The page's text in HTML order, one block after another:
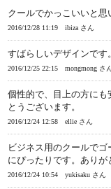
クールでかっこいいと思
2016/12/28 11:19 ibiza さん
すばらしいデザインです
2016/12/25 22:15 mongmong さ
個性的で、目上の方に
とうございます。
2016/12/24 12:58 ellie さん
ビジネス用のクールで
にぴったりです。ありが
2016/12/24 10:54 yukisaku さん